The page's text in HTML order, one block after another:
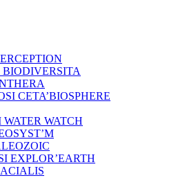
BIODIVERSITA
CETA’BIOSPHERE
WATER WATCH
EXPLOR’EARTH